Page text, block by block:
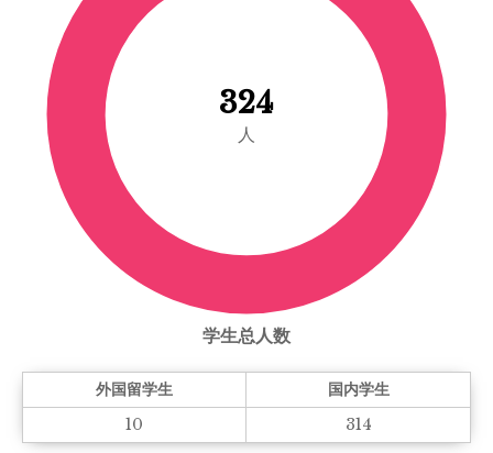
324
人
学生总人数
外国留学生
国内学生
10
314